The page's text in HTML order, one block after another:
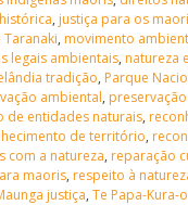
, justiça para os
Taranaki, movimento
legais ambientais, natureza
tradição, Parque
ambiental,
de entidades naturais,
de território,
com a natureza, reparação
maoris, respeito à
justiça, Te Papa-Kura-